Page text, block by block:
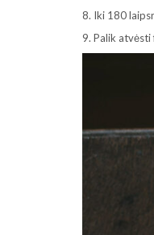
8. Iki 180
9. Palik